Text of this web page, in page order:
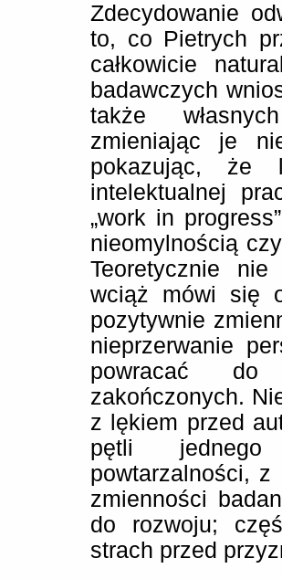
Zdecydowanie
to, co Pietrych
całkowicie
badawczych
także
zmieniając je
pokazując, że
intelektualnej
„work in
nieomylnością
Teoretycznie
wciąż mówi się
pozytywnie
nieprzerwanie
powracać
zakończonych.
z lękiem przed
pętli
powtarzalności, z
zmienności
do rozwoju;
strach przed